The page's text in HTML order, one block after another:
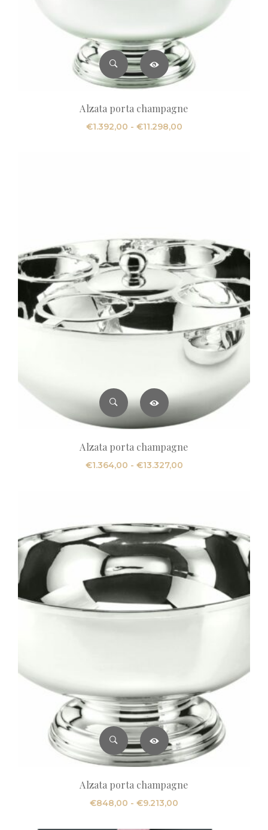
Alzata porta champagne
€1.392,00 - €11.298,00Fascia
Alzata porta champagne
€1.364,00 - €13.327,00Fascia
€1.364,00
a
€13.327,00
Alzata porta champagne
€848,00 - €9.213,00